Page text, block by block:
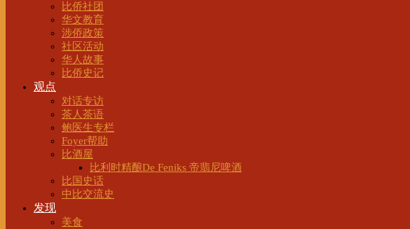
比侨社团
华文教育
涉侨政策
社区活动
华人故事
比侨史记
观点
对话专访
茶人茶语
鲍医生专栏
Foyer帮助
比酒屋
比利时精酿De Feniks 帝翡尼啤酒
比国史话
中比交流史
发现
美食